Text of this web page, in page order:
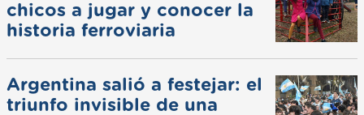
chicos a jugar y conocer la
historia ferroviaria
Argentina salió a festejar: el
triunfo invisible de una